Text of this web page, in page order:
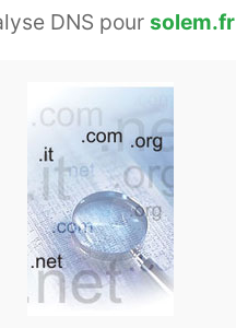
DNS pour solem.fr